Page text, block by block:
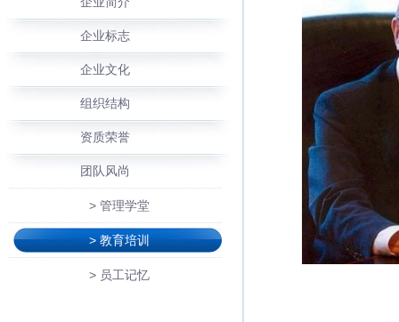
企业标志
企业文化
组织结构
资质荣誉
团队风尚
> 管理学堂
> 教育培训
> 员工记忆